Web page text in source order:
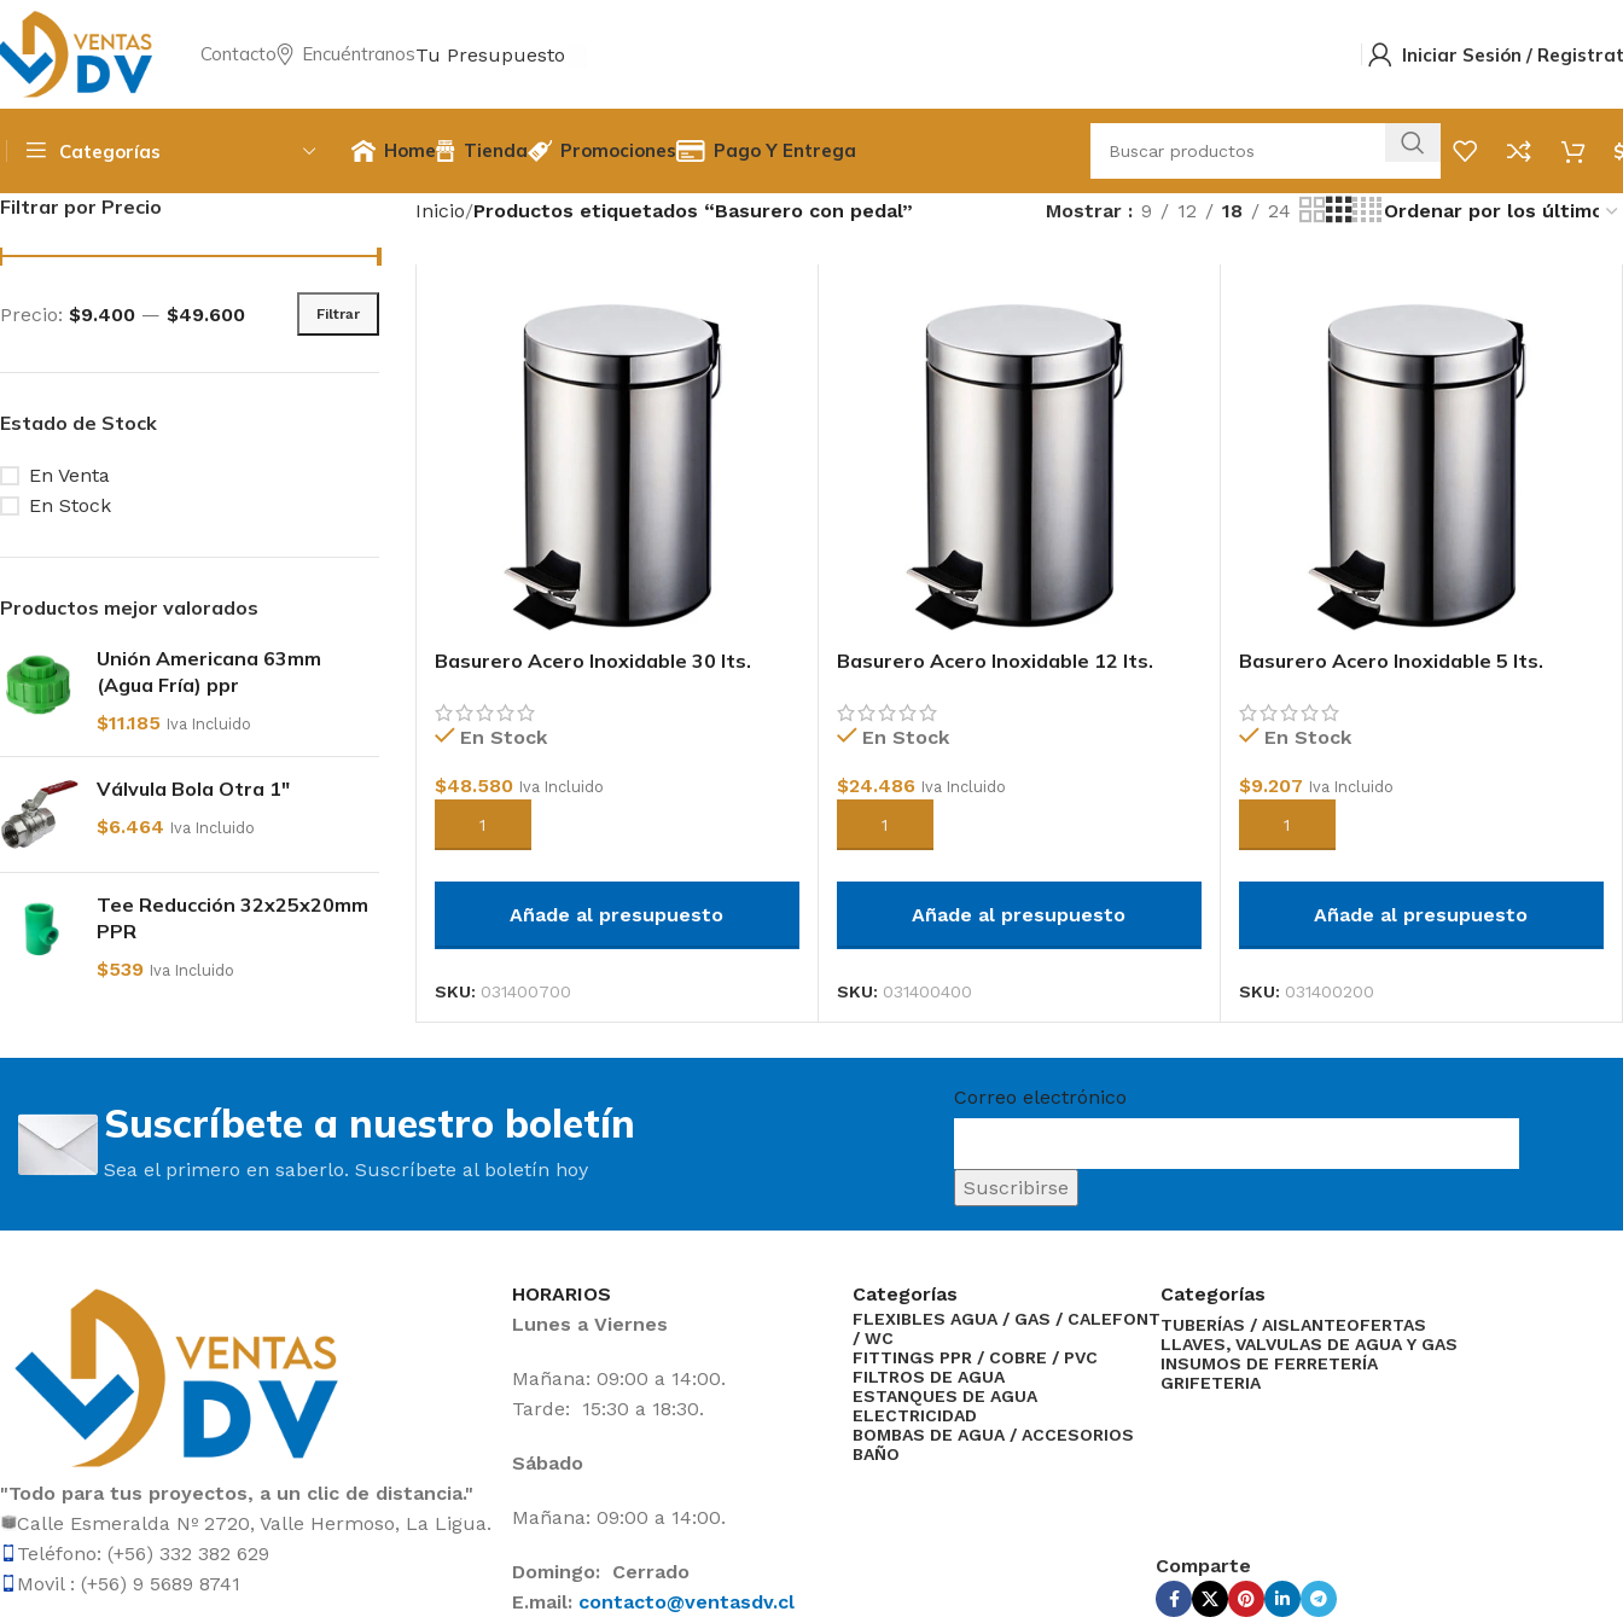
Contacto EncuéntranosTu Presupuesto Iniciar Sesión /
Categorías Home Tienda Promociones Pago Y Entrega $
Filtrar por Precio
Filtrar
Precio: $9.400 — $49.600
Estado de Stock
En Venta
En Stock
Productos mejor valorados
Unión Americana 63mm
(Agua Fría) ppr
$11.185 Iva Incluido
Válvula Bola Otra 1"
$6.464 Iva Incluido
Tee Reducción 32x25x20mm
PPR
$539 Iva Incluido
Inicio Productos etiquetados “Basurero con pedal” Mostrar 9 12 18 24
Basurero Acero Inoxidable 30 lts.
En Stock
$48.580 Iva Incluido
Añadir al carrito
Añade al presupuesto
SKU: 031400700
Basurero Acero Inoxidable 12 lts.
En Stock
$24.486 Iva Incluido
Añadir al carrito
Añade al presupuesto
SKU: 031400400
Basurero Acero Inoxidable 5 lts.
En Stock
$9.207 Iva Incluido
Añadir al carrito
Añade al presupuesto
SKU: 031400200
Suscríbete a nuestro boletín
Sea el primero en saberlo. Suscríbete al boletín hoy
Correo electrónico
"Todo para tus proyectos, a un clic de distancia."
Calle Esmeralda Nº 2720, Valle Hermoso, La Ligua.
Teléfono: (+56) 332 382 629
Movil : (+56) 9 5689 8741
HORARIOS
Lunes a Viernes
Mañana: 09:00 a 14:00.
Tarde: 15:30 a 18:30.
Sábado
Mañana: 09:00 a 14:00.
Domingo: Cerrado
E.mail: contacto@ventasdv.cl
Categorías
FLEXIBLES AGUA / GAS / CALEFONT
/ WC
FITTINGS PPR / COBRE / PVC
FILTROS DE AGUA
ESTANQUES DE AGUA
ELECTRICIDAD
BOMBAS DE AGUA / ACCESORIOS
BAÑO
Categorías
TUBERÍAS / AISLANTEOFERTAS
LLAVES, VALVULAS DE AGUA Y GAS
INSUMOS DE FERRETERÍA
GRIFETERIA
Comparte